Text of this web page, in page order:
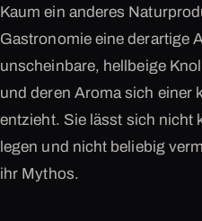
Kaum ein anderes
Gastronomie eine derartige
unscheinbare, hellbeige
und deren Aroma sich einer
entzieht. Sie lässt sich nicht
legen und nicht beliebig
ihr Mythos.